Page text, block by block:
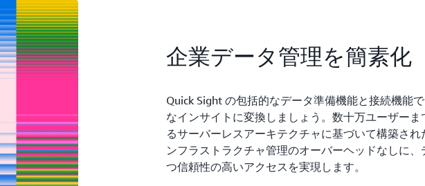
企業データ管理を簡素化
Quick Sight の包括的なデータ準備機能と接続機能
なインサイトに変換しましょう。数十万ユーザー
るサーバーレスアーキテクチャに基づいて構築され
ンフラストラクチャ管理のオーバーヘッドなしに
つ信頼性の高いアクセスを実現します。